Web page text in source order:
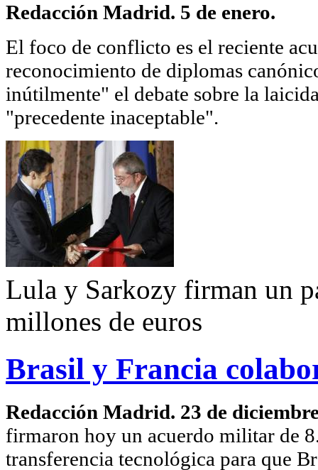
Redacción Madrid. 5 de enero.
El foco de conflicto es el reciente
reconocimiento de diplomas
inútilmente" el debate sobre la
"precedente inaceptable".
Lula y Sarkozy firman un
millones de euros
Brasil y Francia
Redacción Madrid. 23 de
firmaron hoy un acuerdo militar de
transferencia tecnológica para que